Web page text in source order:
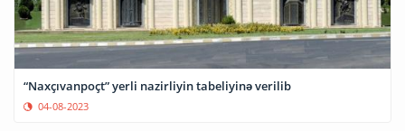
“Naxçıvanpoçt” yerli nazirliyin tabeliyinə verilib
04-08-2023